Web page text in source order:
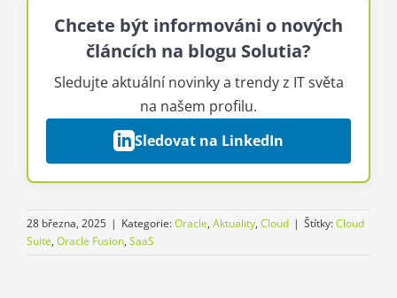
Chcete být informováni o nových
článcích na blogu Solutia?
Sledujte aktuální novinky a trendy z IT světa
na našem profilu.
Sledovat na LinkedIn
28 března, 2025 | Kategorie:Oracle, Aktuality, Cloud | Štítky:Cloud
Suite, Oracle Fusion, SaaS